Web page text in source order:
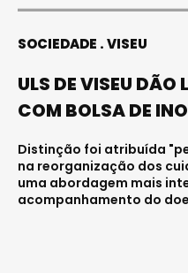
SOCIEDADE VISEU
ULS DE VISEU DÃO
COM BOLSA DE
Distinção foi atribuída
na reorganização dos
uma abordagem mais
acompanhamento do